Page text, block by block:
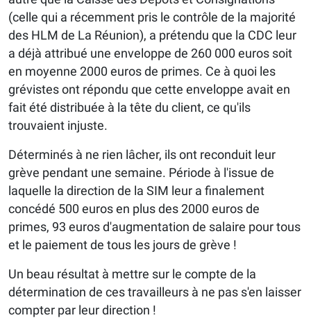
(celle qui a récemment pris le contrôle de la majorité
des HLM de La Réunion), a prétendu que la CDC leur
a déjà attribué une enveloppe de 260 000 euros soit
en moyenne 2000 euros de primes. Ce à quoi les
grévistes ont répondu que cette enveloppe avait en
fait été distribuée à la tête du client, ce qu'ils
trouvaient injuste.
Déterminés à ne rien lâcher, ils ont reconduit leur
grève pendant une semaine. Période à l'issue de
laquelle la direction de la SIM leur a finalement
concédé 500 euros en plus des 2000 euros de
primes, 93 euros d'augmentation de salaire pour tous
et le paiement de tous les jours de grève !
Un beau résultat à mettre sur le compte de la
détermination de ces travailleurs à ne pas s'en laisser
compter par leur direction !